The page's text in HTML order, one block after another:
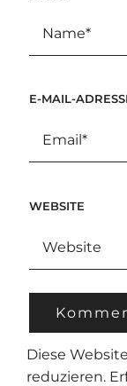
E-MAIL-
WEBSITE
Diese
reduzieren.